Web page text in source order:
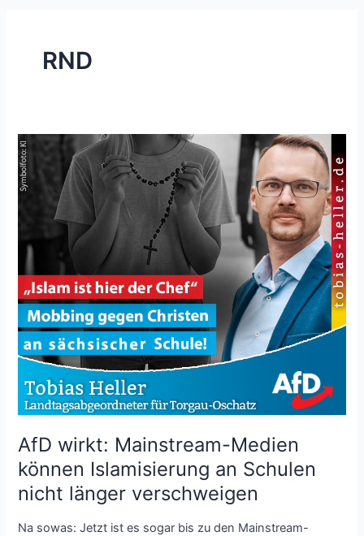
RND
AfD wirkt: Mainstream-Medien
können Islamisierung an Schulen
nicht länger verschweigen
Na sowas: Jetzt ist es sogar bis zu den Mainstream-